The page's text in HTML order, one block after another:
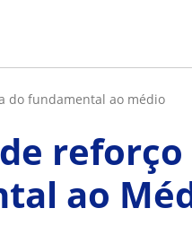
do fundamental ao médio
ao